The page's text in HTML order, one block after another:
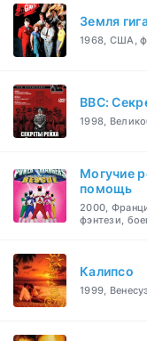
Земля
1968, США,
BBC:
1998,
Могучие
помощь
2000,
фэнтези,
Калипсо
1999,